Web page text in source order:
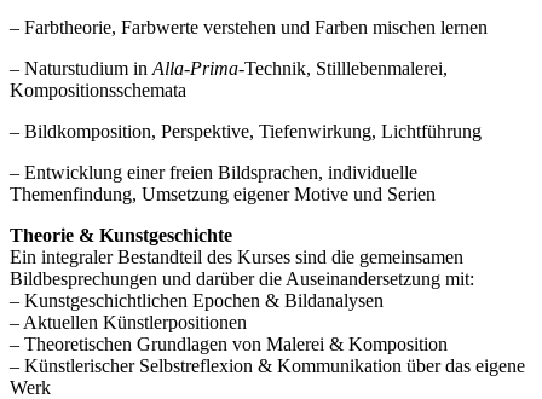
– Farbtheorie, Farbwerte verstehen und Farben mischen lernen
– Naturstudium in Alla-Prima-Technik, Stilllebenmalerei,
Kompositionsschemata
– Bildkomposition, Perspektive, Tiefenwirkung, Lichtführung
– Entwicklung einer freien Bildsprachen, individuelle
Themenfindung, Umsetzung eigener Motive und Serien
Theorie & Kunstgeschichte
Ein integraler Bestandteil des Kurses sind die gemeinsamen
Bildbesprechungen und darüber die Auseinandersetzung mit:
– Kunstgeschichtlichen Epochen & Bildanalysen
– Aktuellen Künstlerpositionen
– Theoretischen Grundlagen von Malerei & Komposition
– Künstlerischer Selbstreflexion & Kommunikation über das eigene
Werk